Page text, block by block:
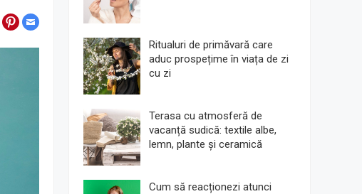
Ritualuri de primăvară care
aduc prospețime în viața de zi
cu zi
Terasa cu atmosferă de
vacanță sudică: textile albe,
lemn, plante și ceramică
Cum să reacționezi atunci